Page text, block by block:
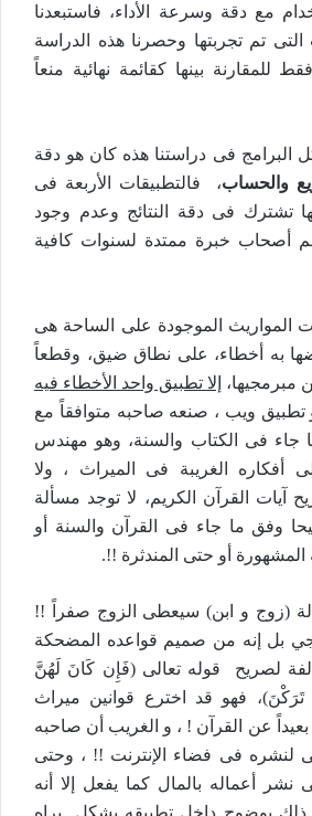
مع دقة وسرعة الأداء، فاستبعدنا
التى تم تجربتها وحصرنا هذه الدراسة
للمقارنة بينها كقائمة نهائية منعاً
البرامج فى دراستنا هذه كان هو دقة
والحساب، فالتطبيقات الأربعة فى
تشترك فى دقة النتائج وعدم وجود
هم أصحاب خبرة ممتدة لسنوات كافية
المواريث الموجودة على الساحة هى
به أخطاء، على نطاق ضيق، وقطعاً
إلا تطبيق واحد الأخطاء فيه
تطبيق ويب ، صنعه صاحبه متوافقاً مع
فى الكتاب والسنة، وهو مهندس
أفكاره الغريبة فى الميراث ، ولا
القرآن الكريم، لا توجد مسألة
وفق ما جاء فى القرآن والسنة أو
المشهورة أو حتى المندثرة !!.
(زوج و ابن) سيعطى الزوج صفراً !!
بل إنه من صميم قواعده المضحكة
لصريح قوله تعالى (فَإِن كَانَ لَهُنَّ
تَرَكْنَ)، فهو قد اخترع قوانين ميراث
عن القرآن ! ، و الغريب أن صاحبه
لنشره فى فضاء الإنترنت !! ، وحتى
أعماله بالمال كما يفعل إلا أنه
بوضوح داخل تطبيقه بشكل يراه